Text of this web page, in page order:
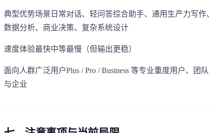
典型优势场景日常对话、轻问答综合助手、通用生产力写作、
数据分析、商业决策、复杂系统设计
速度体验最快中等最慢（但输出更稳）
面向人群广泛用户Plus / Pro / Business 等专业重度用户、团队
与企业